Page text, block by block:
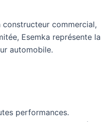
commercial,
Esemka représente la
automobile.
performances.